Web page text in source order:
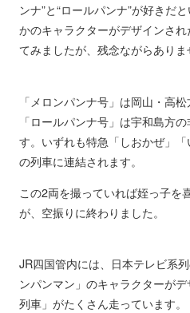
ンナ”と“ロールパンナ”が好きだ
かのキャラクターがデザインさ
てみましたが、残念ながらありま
「メロンパンナ号」は岡山・高
「ロールパンナ号」は宇和島方
す。いずれも特急「しおかぜ」
の列車に連結されます。
この2両を撮っていれば姪っ子を
が、空振りに終わりました。
JR四国管内には、日本テレビ系
ンパンマン」のキャラクターが
列車」がたくさん走っています。